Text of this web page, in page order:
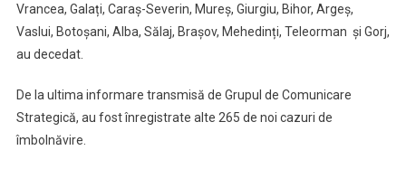
Vrancea, Galați, Caraș-Severin, Mureș, Giurgiu, Bihor, Argeș,
Vaslui, Botoșani, Alba, Sălaj, Brașov, Mehedinți, Teleorman și Gorj,
au decedat.
De la ultima informare transmisă de Grupul de Comunicare
Strategică, au fost înregistrate alte 265 de noi cazuri de
îmbolnăvire.